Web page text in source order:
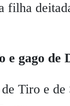
filha
e gago de
Tiro e